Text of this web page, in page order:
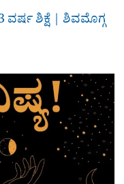
ಶಿಕ್ಷೆ | ಶಿವಮೊಗ್ಗ